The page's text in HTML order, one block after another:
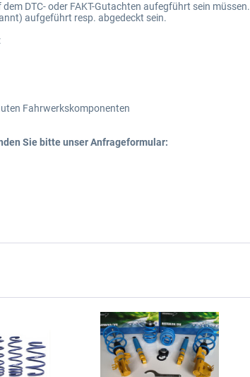
DTC- oder FAKT-Gutachten aufegführt sein müssen.
aufgeführt resp. abgedeckt sein.
Fahrwerkskomponenten
Sie bitte unser Anfrageformular: